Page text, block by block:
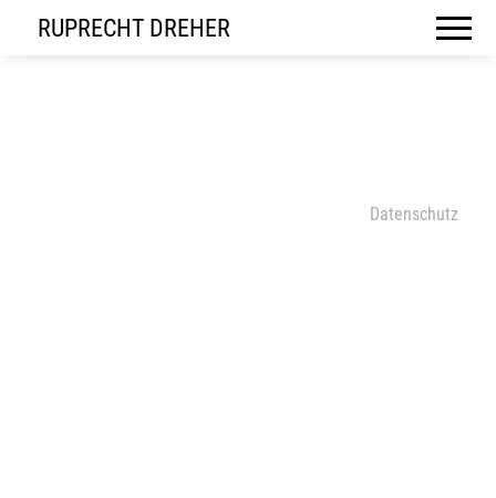
RUPRECHT DREHER
Datenschutz